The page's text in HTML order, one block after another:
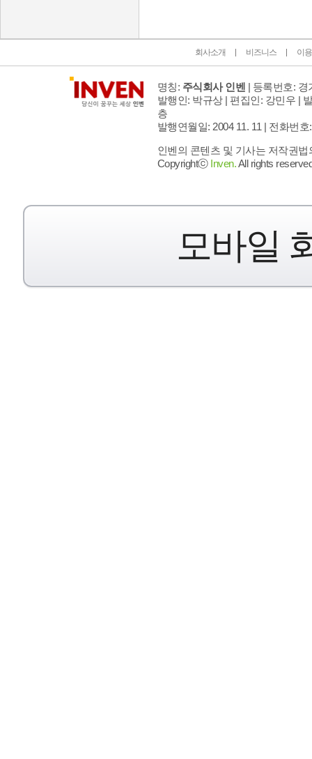
회사소개 비즈니스 이
명칭: 주식회사 인벤 | 등록번호: 경
발행인: 박규상 | 편집인: 강민우 |
층
발행연월일: 2004 11. 11 | 전화번호
인벤의 콘텐츠 및 기사는 저작권
Copyrightⓒ Inven.All rights
모바일